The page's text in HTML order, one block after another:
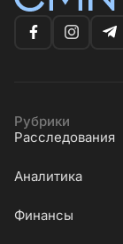
Рубрики
Расследования
Аналитика
Финансы